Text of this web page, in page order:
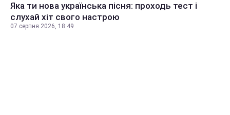
Яка ти нова українська пісня: проходь тест і
слухай хіт свого настрою
07 серпня 2026, 18:49